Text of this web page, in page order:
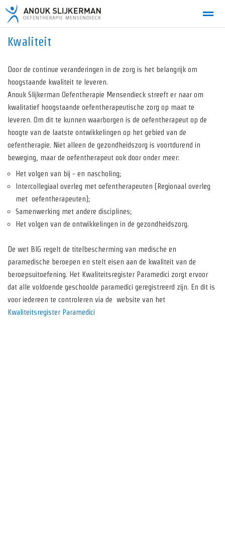
Home Bellen
Kwaliteit
Door de continue veranderingen in de zorg is het belangrijk om
hoogstaande kwaliteit te leveren.
Anouk Slijkerman Oefentherapie Mensendieck streeft er naar om
kwalitatief hoogstaande oefentherapeutische zorg op maat te
leveren. Om dit te kunnen waarborgen is de oefentherapeut op de
hoogte van de laatste ontwikkelingen op het gebied van de
oefentherapie. Niet alleen de gezondheidszorg is voortdurend in
beweging, maar de oefentherapeut ook door onder meer:
Het volgen van bij - en nascholing;
Intercollegiaal overleg met oefentherapeuten (Regionaal overleg
met oefentherapeuten);
Samenwerking met andere disciplines;
Het volgen van de ontwikkelingen in de gezondheidszorg.
De wet BIG regelt de titelbescherming van medische en
paramedische beroepen en stelt eisen aan de kwaliteit van de
beroepsuitoefening. Het Kwaliteitsregister Paramedici zorgt ervoor
dat alle voldoende geschoolde paramedici geregistreerd zijn. En dit is
voor iedereen te controleren via de website van het
Kwaliteitsregister Paramedici